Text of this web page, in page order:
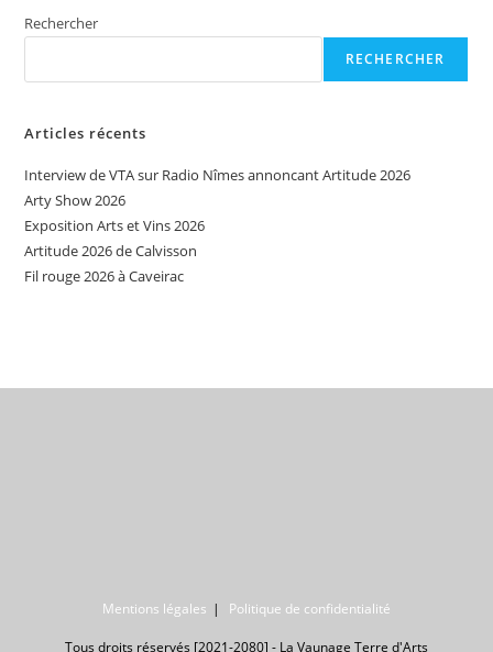
Rechercher
RECHERCHER
Articles récents
Interview de VTA sur Radio Nîmes annoncant Artitude 2026
Arty Show 2026
Exposition Arts et Vins 2026
Artitude 2026 de Calvisson
Fil rouge 2026 à Caveirac
Mentions légales Politique de confidentialité
Tous droits réservés [2021-2080] - La Vaunage Terre d'Arts